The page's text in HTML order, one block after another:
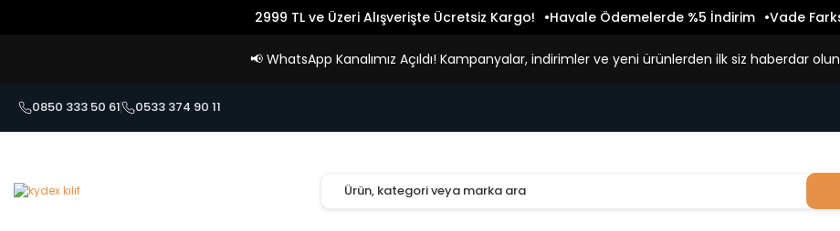
2999 TL ve Üzeri Alışverişte Ücretsiz Kargo! Havale Ödemelerde %5 İndirim Vade
📢 WhatsApp Kanalımız Açıldı! Kampanyalar, indirimler ve yeni ürünlerden ilk siz haberdar
0850 333 50 61 0533 374 90 11